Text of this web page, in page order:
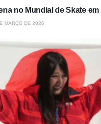
no Mundial de Skate em
MARÇO DE 2026